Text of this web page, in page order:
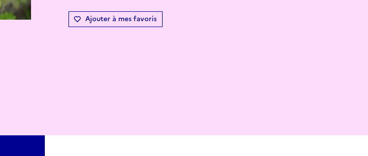
Ajouter à mes favoris